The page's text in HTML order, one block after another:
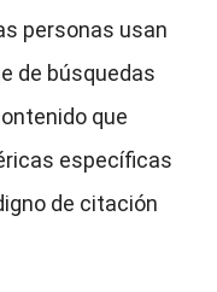
personas usan
de búsquedas
que
específicas
de citación